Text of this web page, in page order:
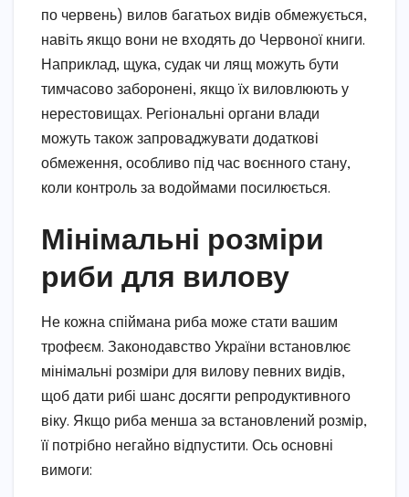
по червень) вилов багатьох видів обмежується,
навіть якщо вони не входять до Червоної книги.
Наприклад, щука, судак чи лящ можуть бути
тимчасово заборонені, якщо їх виловлюють у
нерестовищах. Регіональні органи влади
можуть також запроваджувати додаткові
обмеження, особливо під час воєнного стану,
коли контроль за водоймами посилюється.
Мінімальні розміри
риби для вилову
Не кожна спіймана риба може стати вашим
трофеєм. Законодавство України встановлює
мінімальні розміри для вилову певних видів,
щоб дати рибі шанс досягти репродуктивного
віку. Якщо риба менша за встановлений розмір,
її потрібно негайно відпустити. Ось основні
вимоги: